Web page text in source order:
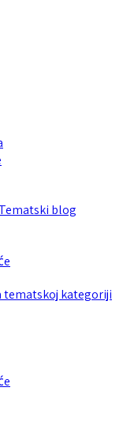
blog
tematskoj kategoriji